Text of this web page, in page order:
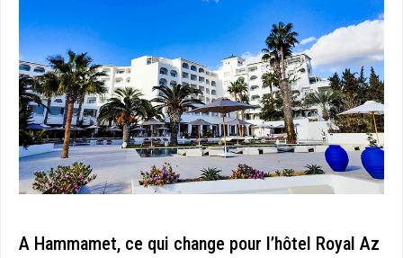
A Hammamet, ce qui change pour l’hôtel Royal Az